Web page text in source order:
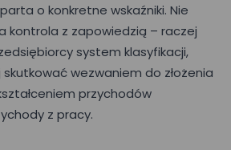
o konkretne wskaźniki. Nie
kontrola z zapowiedzią – raczej
system klasyfikacji,
wezwaniem do złożenia
przychodów
z pracy.